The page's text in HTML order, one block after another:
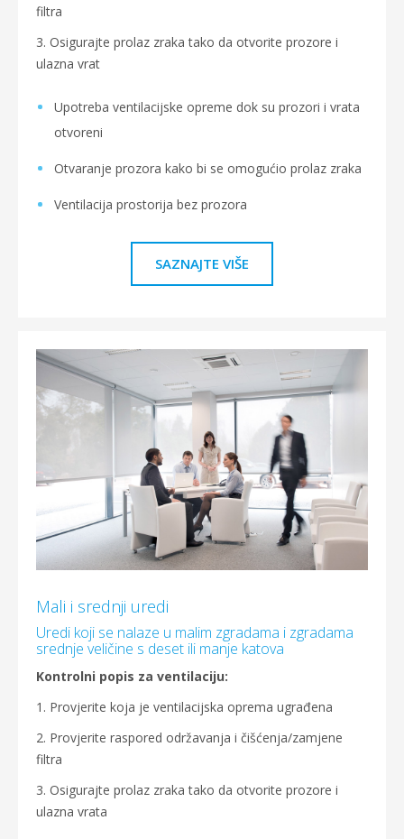
filtra
3. Osigurajte prolaz zraka tako da otvorite prozore i
ulazna vrat
Upotreba ventilacijske opreme dok su prozori i vrata
otvoreni
Otvaranje prozora kako bi se omogućio prolaz zraka
Ventilacija prostorija bez prozora
SAZNAJTE VIŠE
Mali i srednji uredi
Uredi koji se nalaze u malim zgradama i zgradama
srednje veličine s deset ili manje katova
Kontrolni popis za ventilaciju:
1. Provjerite koja je ventilacijska oprema ugrađena
2. Provjerite raspored održavanja i čišćenja/zamjene
filtra
3. Osigurajte prolaz zraka tako da otvorite prozore i
ulazna vrata